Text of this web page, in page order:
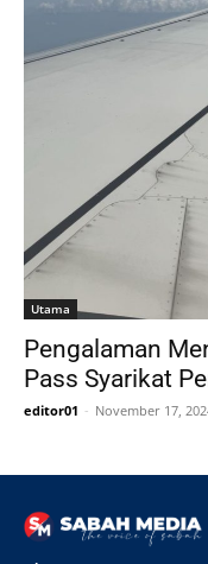
Utama
Pengalaman
Pass Syarikat
editor01 - November 17,